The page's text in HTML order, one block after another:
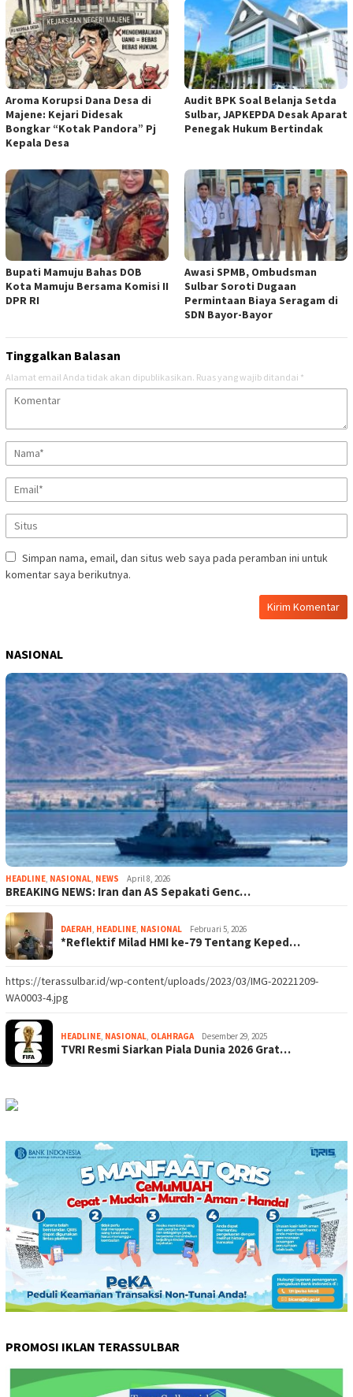
Aroma Korupsi Dana Desa di
Majene: Kejari Didesak
Bongkar “Kotak Pandora” Pj
Kepala Desa
Audit BPK Soal Belanja Setda
Sulbar, JAPKEPDA Desak Aparat
Penegak Hukum Bertindak
Bupati Mamuju Bahas DOB
Kota Mamuju Bersama Komisi II
DPR RI
Awasi SPMB, Ombudsman
Sulbar Soroti Dugaan
Permintaan Biaya Seragam di
SDN Bayor-Bayor
Tinggalkan Balasan
Alamat email Anda tidak akan dipublikasikan. Ruas yang wajib ditandai *
Simpan nama, email, dan situs web saya pada peramban ini untuk
komentar saya berikutnya.
NASIONAL
HEADLINE, NASIONAL, NEWS April 8, 2026
BREAKING NEWS: Iran dan AS Sepakati Genc…
DAERAH, HEADLINE, NASIONAL Februari 5, 2026
*Reflektif Milad HMI ke-79 Tentang Keped…
https://terassulbar.id/wp-content/uploads/2023/03/IMG-20221209-
WA0003-4.jpg
HEADLINE, NASIONAL, OLAHRAGA Desember 29, 2025
TVRI Resmi Siarkan Piala Dunia 2026 Grat…
PROMOSI IKLAN TERASSULBAR